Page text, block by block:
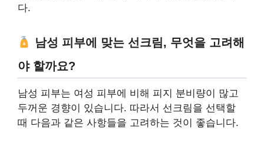
다.
남성 피부에 맞는 선크림, 무엇을 고려해
야 할까요?
남성 피부는 여성 피부에 비해 피지 분비량이 많고
두꺼운 경향이 있습니다. 따라서 선크림을 선택할
때 다음과 같은 사항들을 고려하는 것이 좋습니다.